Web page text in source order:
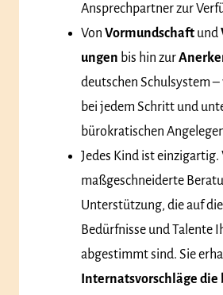
Ansprechpartner zur
Von Vormundschaft und
ungen bis hin zur
deutschen Schulsystem
bei jedem Schritt und
bürokratischen
Jedes Kind ist
maßgeschneiderte
Unterstützung, die auf
Bedürfnisse und Talente
abgestimmt sind. Sie
Internatsvorschläge die